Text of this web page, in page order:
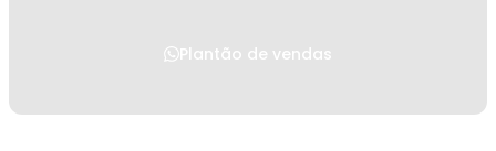
Plantão de vendas